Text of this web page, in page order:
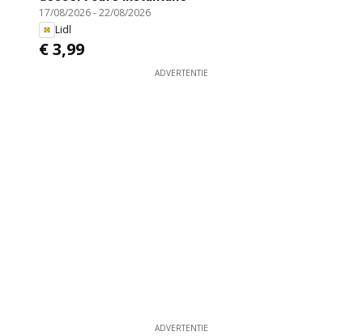
17/08/2026-22/08/2026
Lidl
€ 3,99
ADVERTENTIE
ADVERTENTIE